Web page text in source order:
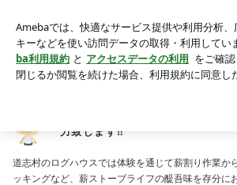
す‼️
アプリをダウンロードして ブログの更新通知
ょう。
力致します‼️
道志村のログハウスでは体験を通じて薪割り作業か
ッキングなど、薪ストーブライフの醍吾味を存分に